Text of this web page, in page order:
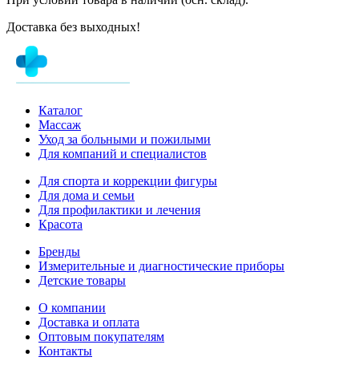
Доставка без выходных!
Каталог
Массаж
Уход за больными и пожилыми
Для компаний и специалистов
Для спорта и коррекции фигуры
Для дома и семьи
Для профилактики и лечения
Красота
Бренды
Измерительные и диагностические приборы
Детские товары
О компании
Доставка и оплата
Оптовым покупателям
Контакты